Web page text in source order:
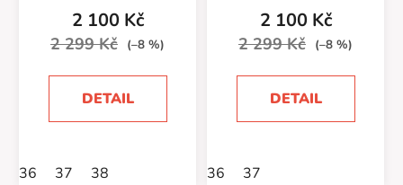
2 100 Kč
2 299 Kč (–8 %)
DETAIL
36 37 38
produktu
je
5
2 100 Kč
2 299 Kč (–8 %)
DETAIL
36 37